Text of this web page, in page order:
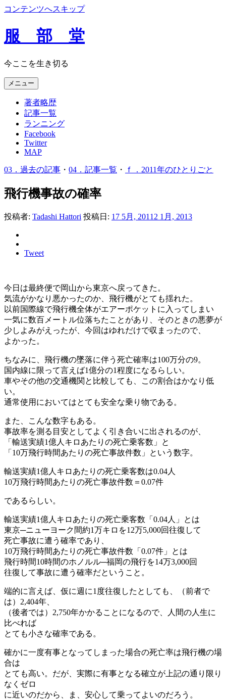
コンテンツへスキップ
服 部 堂
今ここを生き切る
メニュー
著者略歴
記事一覧
ランニング
Facebook
Twitter
MAP
03．過去の記事 ・ 04．記事一覧 ・ ｆ．2011年のひとりごと
飛行機事故の確率
投稿者: Tadashi Hattori 投稿日: 17 5月, 2011 2 1月, 2013
Tweet
今日は最終便で岡山から東京へ戻ってきた。
気流がかなり悪かったのか、飛行機がとても揺れた。
以前国際線で飛行機全体がエアーポケットに入ってしまい
一気に数百メートル位落ちたことがあり、そのときの悪夢が
少しよみがえったが、今回はゆれだけで収まったので、
よかった。
ちなみに、飛行機の墜落に伴う死亡確率は100万分の9。
国内線に限って言えば1億分の1程度になるらしい。
車やその他の交通機関と比較しても、この割合はかなり低
い。
通常使用においてはとても安全な乗り物である。
また、こんな数字もある。
事故率を測る目安としてよく引き合いに出されるのが、
「輸送実績1億人キロあたりの死亡乗客数」と
「10万飛行時間あたりの死亡事故件数」という数字。
輸送実績1億人キロあたりの死亡乗客数は0.04人
10万飛行時間あたりの死亡事故件数＝0.07件
であるらしい。
輸送実績1億人キロあたりの死亡乗客数「0.04人」とは
東京─ニューヨーク間約1万キロを12万5,000回往復して
死亡事故に遭う確率であり、
10万飛行時間あたりの死亡事故件数「0.07件」とは
飛行時間10時間のホノルル─福岡の飛行を14万3,000回
往復して事故に遭う確率だということ。
端的に言えば、仮に週に1度往復したとしても、（前者で
は）2,404年、
（後者では）2,750年かかることになるので、人間の人生に
比べれば
とても小さな確率である。
確かに一度有事となってしまった場合の死亡率は飛行機の場
合は
とても高い。だが、実際に有事となる確立が上記の通り限り
なくゼロ
に近いのだから、ま、安心して乗ってよいのだろう。